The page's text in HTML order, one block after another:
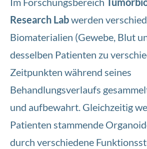
Research Labwerden
Biomaterialien (Gewebe, Blut
desselben Patienten zu
Zeitpunkten während seines
Behandlungsverlaufs
und aufbewahrt. Gleichzeitig
Patienten stammende
durch verschiedene